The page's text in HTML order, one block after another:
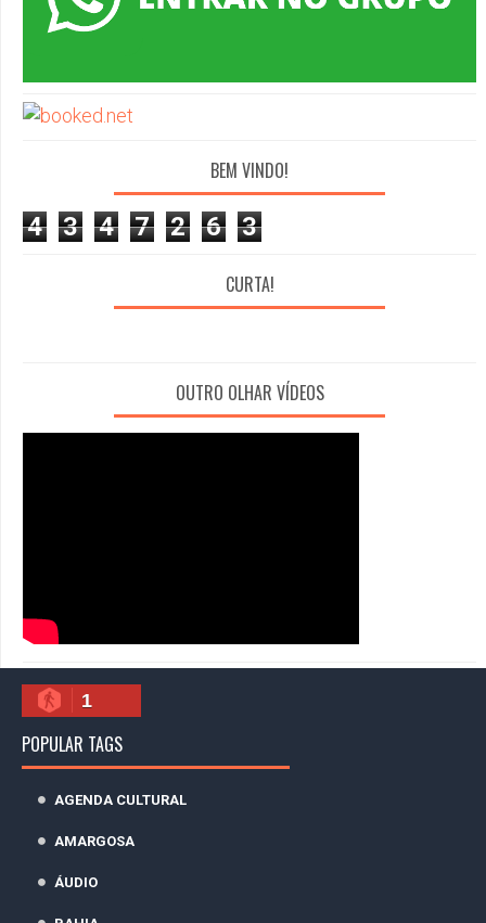
BEM VINDO!
4 3 4 7 2 6 3
CURTA!
OUTRO OLHAR VÍDEOS
1
POPULAR TAGS
AGENDA CULTURAL
AMARGOSA
ÁUDIO